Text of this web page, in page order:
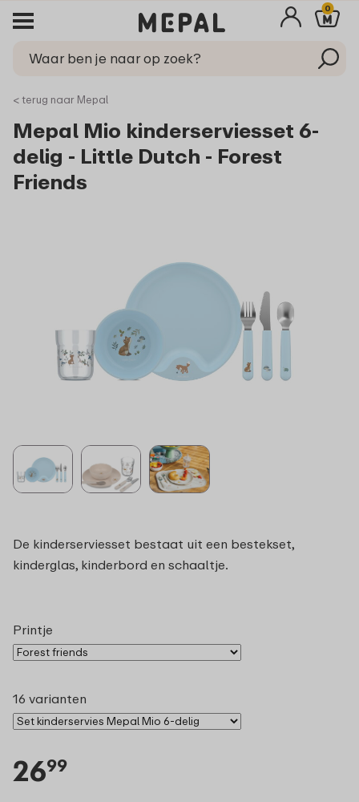
0
< terug naar Mepal
Mepal Mio kinderserviesset 6-
delig - Little Dutch - Forest
Friends
De kinderserviesset bestaat uit een bestekset,
kinderglas, kinderbord en schaaltje.
Printje
16 varianten
2699